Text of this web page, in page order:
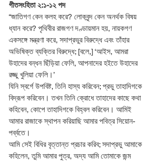
গীতসংহিতা ২:১-১২ পদ
“জাতিগণ কেন কলহ করে? লোকবৃন্দ কেন অনর্থক বিষয়
ধ্যান করে? পৃথিবীর রাজগণ দণ্ডায়মান হয়, নায়কগণ
একসঙ্গে মন্ত্রণা করে, সদাপ্রভুর বিরুদ্ধে এবং তাঁহার
অভিষিক্ত ব্যক্তির বিরুদ্ধে; [বলে,] ‘আইস, আমরা
উহাদের বন্ধন ছিঁড়িয়া ফেলি, আপনাদের হইতে উহাদের
রজ্জু খুলিয়া ফেলি।’
যিনি স্বর্গে উপবিষ্ট, তিনি হাস্য করিবেন; প্রভু তাহাদিগকে
বিদ্রূপ করিবেন। তখন তিনি ক্রোধে তাহাদের কাছে কথা
কহিবেন, কোপে তাহাদিগকে বিহ্বল করিবেন। আমিই
আমার রাজাকে স্থাপন করিয়াছি আমার পবিত্র সিয়োন-
পর্ব্বতে।
আমি সেই বিধির বৃত্তান্ত প্রচার করিব; সদাপ্রভু আমাকে
কহিলেন, তুমি আমার পুত্র, অদ্য আমি তোমাকে জন্ম